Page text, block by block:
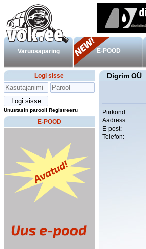
Varuosapäring E-POOD
Logi sisse
Unustasin parooli Registreeru
E-POOD
Digrim OÜ
Piirkond:
Aadress:
E-post:
Telefon: